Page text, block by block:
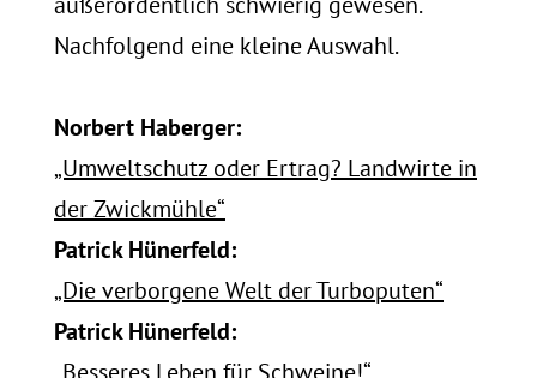
Nachfolgend eine kleine Auswahl.
Norbert Haberger:
„Umweltschutz oder Ertrag? Landwirte in
der Zwickmühle“
Patrick Hünerfeld:
„Die verborgene Welt der Turboputen“
Patrick Hünerfeld: